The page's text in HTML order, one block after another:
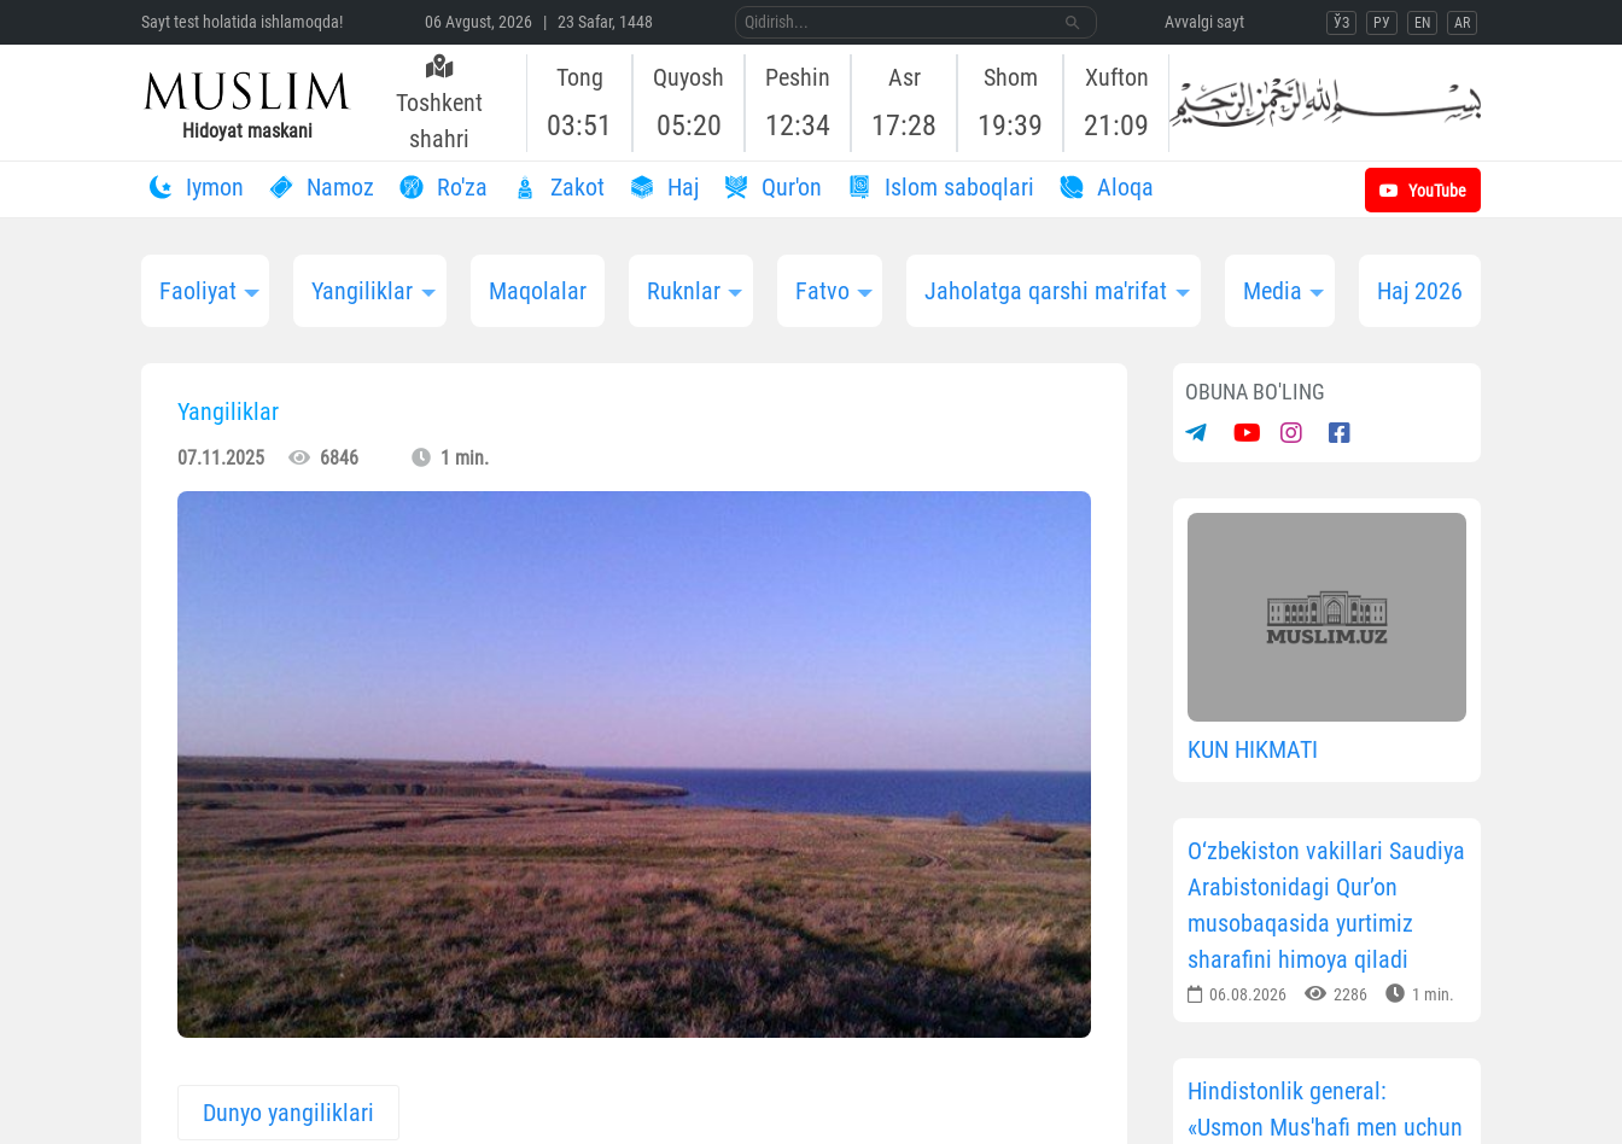
Sayt test holatida ishlamoqda! 06 Avgust, 2026 | 23 Safar, 1448 Avvalgi sayt ЎЗ РУ EN AR
Hidoyat maskani
Toshkent
shahri
Tong
03:51
Quyosh
05:20
Peshin
12:34
Asr
17:28
Shom
19:39
Xufton
21:09
Iymon Namoz Ro'za Zakot Haj Qur'on Islom saboqlari Aloqa YouTube
Faoliyat Yangiliklar Maqolalar Ruknlar Fatvo Jaholatga qarshi ma'rifat Media Haj 2026
Yangiliklar
07.11.2025 6846 1 min.
Dunyo yangiliklari
OBUNA BO'LING
KUN HIKMATI
O‘zbekiston vakillari Saudiya
Arabistonidagi Qur’on
musobaqasida yurtimiz
sharafini himoya qiladi
06.08.2026 2286 1 min.
Hindistonlik general:
«Usmon Mus'hafi men uchun